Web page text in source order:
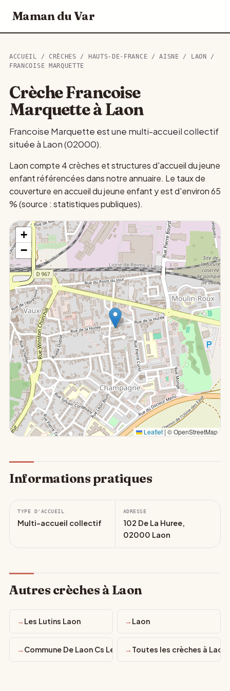
Maman du Var
ACCUEIL / CRÈCHES / HAUTS-DE-FRANCE /AISNE / LAON
/
FRANCOISE MARQUETTE
Crèche Francoise
Marquette à Laon
Francoise Marquette est une multi-accueil collectif
située à Laon (02000).
Laon compte 4 crèches et structures d'accueil du jeune
enfant référencées dans notre annuaire. Le taux de
couverture en accueil du jeune enfant y est d'environ 65
% (source : statistiques publiques).
+
−
Leaflet|© OpenStreetMap
Informations pratiques
TYPE D'ACCUEIL
Multi-accueil collectif
ADRESSE
102 De La Huree,
02000 Laon
Autres crèches à Laon
Les Lutins Laon Laon
Commune De Laon Cs Le TriangleToutes les crèches à Laon